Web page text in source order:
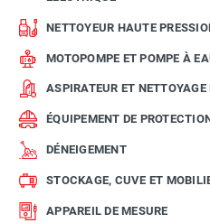
NETTOYEUR HAUTE
MOTOPOMPE ET POMPE À
ASPIRATEUR ET NETTOYAGE
ÉQUIPEMENT DE
DÉNEIGEMENT
STOCKAGE, CUVE ET
APPAREIL DE MESURE